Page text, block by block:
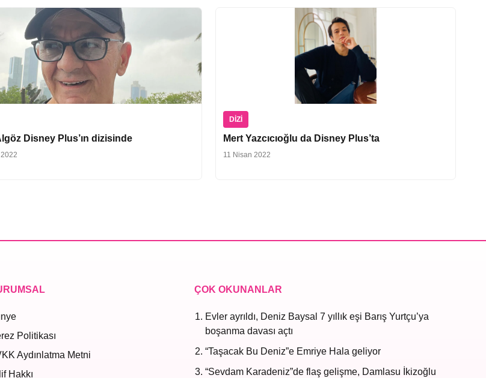
Disney Plus’ın dizisinde
2022
DIZI
Mert Yazcıcıoğlu da Disney Plus’ta
11 Nisan 2022
Politikası
Aydınlatma Metni
Hakkı
ÇOK OKUNANLAR
Evler ayrıldı, Deniz Baysal 7 yıllık eşi Barış Yurtçu’ya
boşanma davası açtı
“Taşacak Bu Deniz”e Emriye Hala geliyor
“Sevdam Karadeniz”de flaş gelişme, Damlasu İkizoğlu